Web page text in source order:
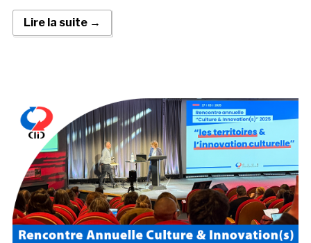
Lire la suite →